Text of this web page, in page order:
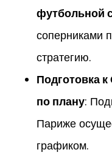
футбольной
соперниками
стратегию.
Подготовка
по плану:
Париже
графиком.